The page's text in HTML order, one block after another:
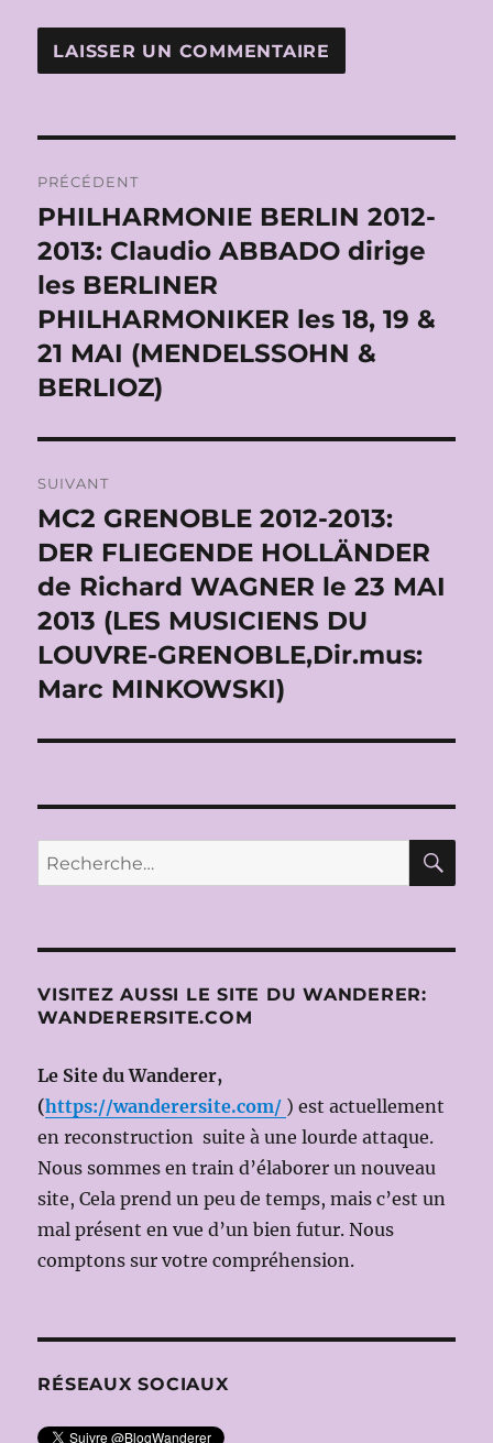
de
l’article
PRÉCÉDENT
Publication
précédente :
PHILHARMONIE BERLIN 2012-
2013: Claudio ABBADO dirige
les BERLINER
PHILHARMONIKER les 18, 19 &
21 MAI (MENDELSSOHN &
BERLIOZ)
SUIVANT
Publication
suivante :
MC2 GRENOBLE 2012-2013:
DER FLIEGENDE HOLLÄNDER
de Richard WAGNER le 23 MAI
2013 (LES MUSICIENS DU
LOUVRE-GRENOBLE,Dir.mus:
Marc MINKOWSKI)
Recherche
pour :
VISITEZ AUSSI LE SITE DU WANDERER:
WANDERERSITE.COM
Le Site du Wanderer,
(https://wanderersite.com/ ) est actuellement
en reconstruction suite à une lourde attaque.
Nous sommes en train d’élaborer un nouveau
site, Cela prend un peu de temps, mais c’est un
mal présent en vue d’un bien futur. Nous
comptons sur votre compréhension.
RÉSEAUX SOCIAUX